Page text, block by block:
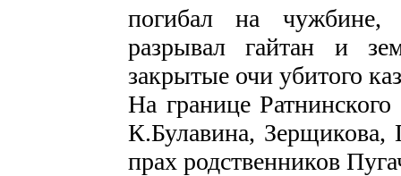
погибал на чужбине,
разрывал гайтан и
закрытые очи убитого
На границе
К.Булавина, Зерщикова,
прах родственников